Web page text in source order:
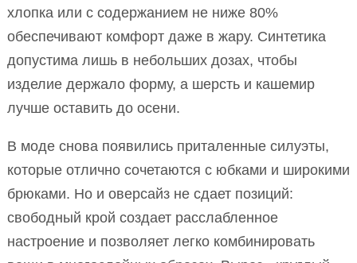
хлопка или с содержанием не ниже 80%
обеспечивают комфорт даже в жару. Синтетика
допустима лишь в небольших дозах, чтобы
изделие держало форму, а шерсть и кашемир
лучше оставить до осени.
В моде снова появились приталенные силуэты,
которые отлично сочетаются с юбками и широкими
брюками. Но и оверсайз не сдает позиций:
свободный крой создает расслабленное
настроение и позволяет легко комбинировать